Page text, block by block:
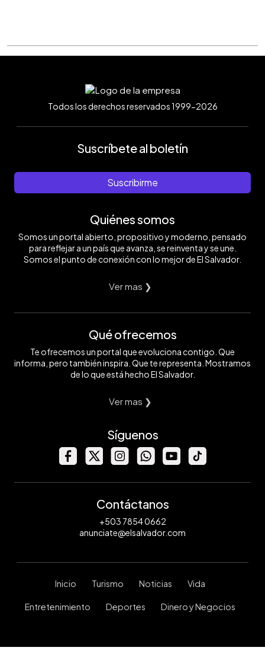
Todos los derechos reservados 1999-2026
Suscríbete al boletín
Suscribirme
Quiénes somos
Somos un portal abierto, propositivo y moderno, pensado
para reflejar a un país que avanza, se reinventa y se une.
Somos el punto de conexión con lo mejor de El Salvador.
Ver mas ❯
Qué ofrecemos
Te ofrecemos un portal que evoluciona contigo. Que
informa, pero también inspira. Que te representa. Mostramos
de lo que está hecho El Salvador.
Ver mas ❯
Síguenos
Contáctanos
+503 7854 0662
anunciate@elsalvador.com
Inicio Turismo Noticias Vida
Entretenimiento Deportes Dinero y Negocios